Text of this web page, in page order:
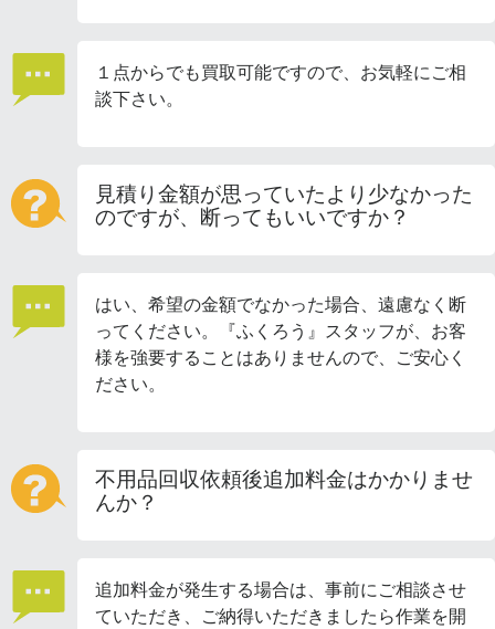
１点からでも買取可能ですので、お気軽にご相
談下さい。
見積り金額が思っていたより少なかった
のですが、断ってもいいですか？
はい、希望の金額でなかった場合、遠慮なく断
ってください。『ふくろう』スタッフが、お客
様を強要することはありませんので、ご安心く
ださい。
不用品回収依頼後追加料金はかかりませ
んか？
追加料金が発生する場合は、事前にご相談させ
ていただき、ご納得いただきましたら作業を開